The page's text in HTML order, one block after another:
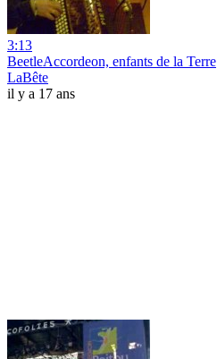
3:13
BeetleAccordeon, enfants de la Terre
LaBête
il y a 17 ans